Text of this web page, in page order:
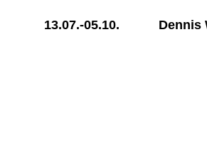
13.07.-05.10. Dennis